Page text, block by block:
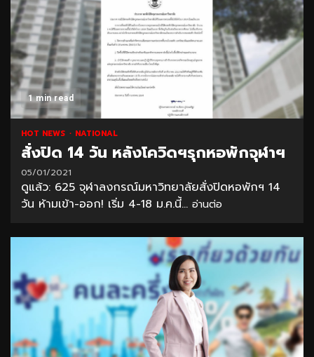
1 min read
HOT NEWS NATIONAL
สั่งปิด 14 วัน หลังโควิดฯรุกหอพักจุฬาฯ
05/01/2021
ดูแล้ว: 625 จุฬาลงกรณ์มหาวิทยาลัยสั่งปิดหอพักฯ 14
วัน ห้ามเข้า-ออก! เริ่ม 4-18 ม.ค.นี้... อ่านต่อ